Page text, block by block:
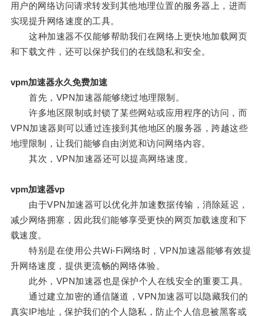
用户的网络访问请求转发到其他地理位置的服务器上，进而
实现提升网络速度的工具。
这种加速器不仅能够帮助我们在网络上更快地加载网页
和下载文件，还可以保护我们的在线隐私和安全。
vpm加速器永久免费加速
首先，VPN加速器能够绕过地理限制。
许多地区限制或封锁了某些网站或应用程序的访问，而
VPN加速器则可以通过连接到其他地区的服务器，跨越这些
地理限制，让我们能够自由浏览和访问网络内容。
其次，VPN加速器还可以提高网络速度。
vpm加速器vp
由于VPN加速器可以优化并加速数据传输，消除延迟，
减少网络拥塞，因此我们能够享受更快的网页加载速度和下
载速度。
特别是在使用公共Wi-Fi网络时，VPN加速器能够有效提
升网络速度，提供更流畅的网络体验。
此外，VPN加速器也是保护个人在线安全的重要工具。
通过建立加密的通信隧道，VPN加速器可以隐藏我们的
真实IP地址，保护我们的个人隐私，防止个人信息被黑客或